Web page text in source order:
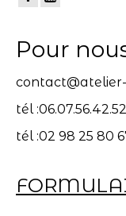
Pour
tél :06.07.56.42.52
tél :02 98 25 80